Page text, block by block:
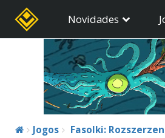
Novidades
Jogos Fasolki: